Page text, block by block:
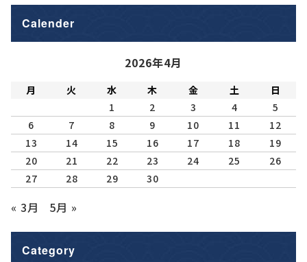
Calender
2026年4月
月 火 水 木 金 土
日
1
2 3 4
5
6
7 8 9 10 11
12
13
14 15 16 17 18
19
20
21 22 23 24 25
26
27
28 29 30
« 3月 5月 »
Category